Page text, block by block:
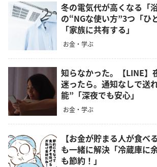
冬の電気代が高くなる「
の“NGな使い方”3つ「ひ
「家族に共有する」
お金・学ぶ
知らなかった。【LINE】
迷ったら。通知なしで送
能”「深夜でも安心」
お金・学ぶ
【お金が貯まる人が食べ
も一緒に解決「冷蔵庫に
も節約！」